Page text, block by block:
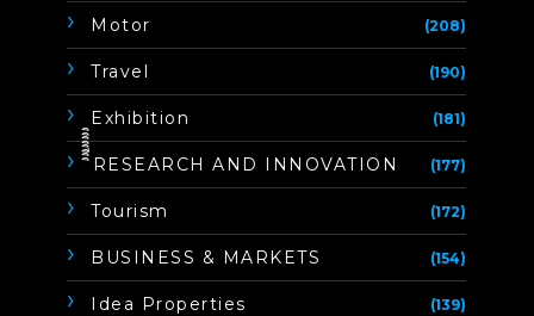
Motor (208)
Travel (190)
Exhibition (181)
ิิีิิิิิRESEARCH AND INNOVATION (177)
Tourism (172)
BUSINESS & MARKETS (154)
Idea Properties (139)